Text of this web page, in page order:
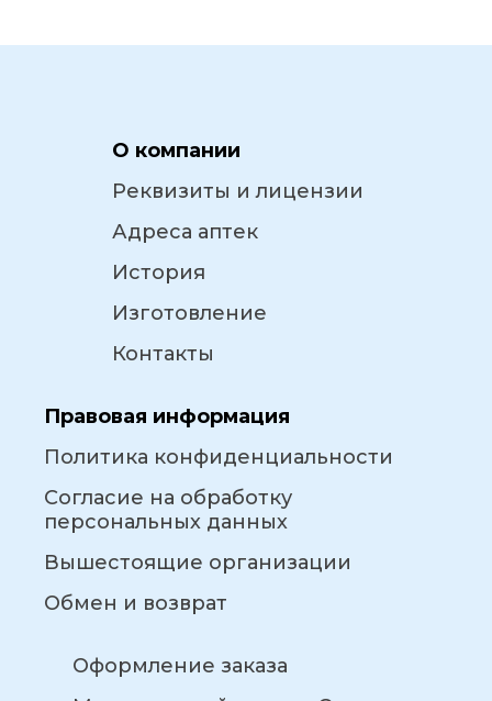
О компании
Реквизиты и лицензии
Адреса аптек
История
Изготовление
Контакты
Правовая информация
Политика конфиденциальности
Согласие на обработку
персональных данных
Вышестоящие организации
Обмен и возврат
Оформление заказа